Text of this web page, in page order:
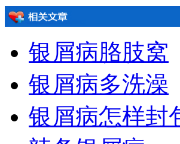
银屑病胳肢窝
银屑病多洗澡
银屑病怎样封